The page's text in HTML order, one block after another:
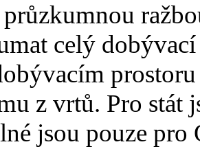
celý
z vrtů. Pro stát
jsou pouze